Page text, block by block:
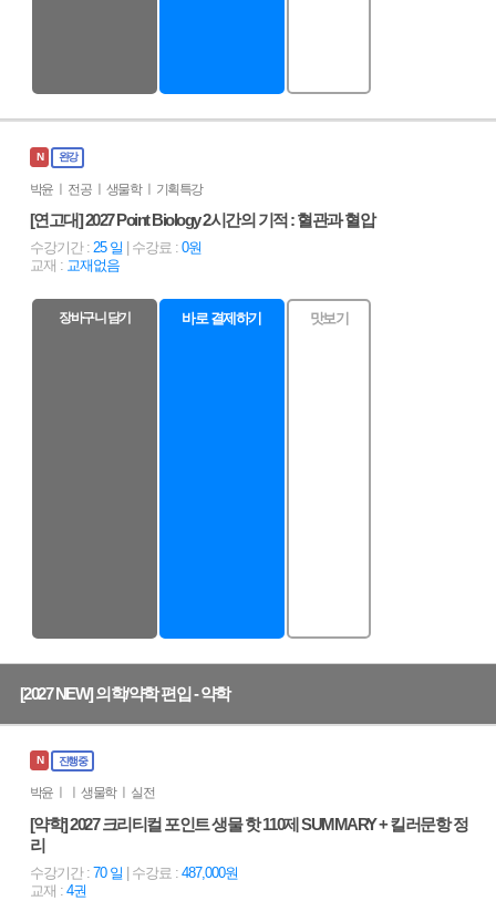
N 완강
박윤 ㅣ 전공 ㅣ 생물학 ㅣ 기획특강
[연고대] 2027 Point Biology 2시간의 기적 : 혈관과 혈압
수강기간 : 25 일 | 수강료 : 0원
교재 : 교재없음
장바구니 담기 바로 결제하기 맛보기
[2027 NEW] 의학/약학 편입 - 약학
N 진행중
박윤 ㅣ ㅣ 생물학 ㅣ 실전
[약학] 2027 크리티컬 포인트 생물 핫 110제 SUMMARY + 킬러문항 정
리
수강기간 : 70 일 | 수강료 : 487,000원
교재 : 4권